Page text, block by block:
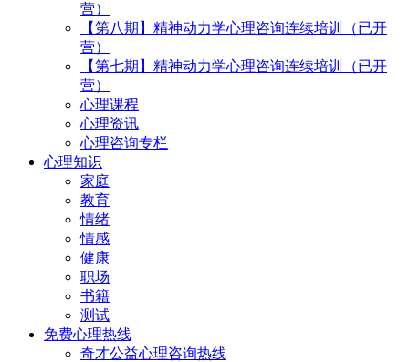
营）
【第八期】精神动力学心理咨询连续培训（已开
营）
【第七期】精神动力学心理咨询连续培训（已开
营）
心理课程
心理资讯
心理咨询专栏
心理知识
家庭
教育
情绪
情感
健康
职场
书籍
测试
免费心理热线
奇才公益心理咨询热线